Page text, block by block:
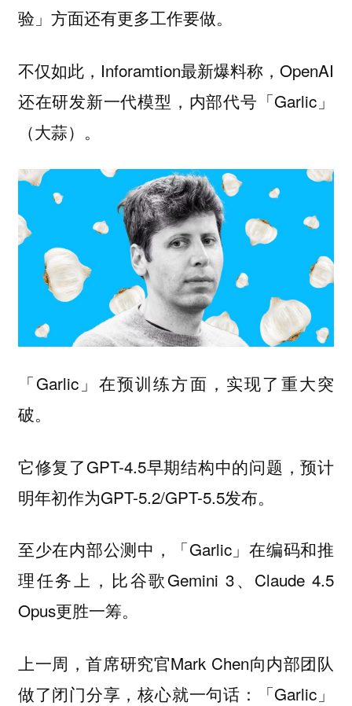
验」方面还有更多工作要做。
不仅如此，Inforamtion最新爆料称，OpenAI
还在研发新一代模型，内部代号「Garlic」
（大蒜）。
「Garlic」在预训练方面，实现了重大突
破。
它修复了GPT-4.5早期结构中的问题，预计
明年初作为GPT-5.2/GPT-5.5发布。
至少在内部公测中，「Garlic」在编码和推
理任务上，比谷歌Gemini 3、Claude 4.5
Opus更胜一筹。
上一周，首席研究官Mark Chen向内部团队
做了闭门分享，核心就一句话：「Garlic」